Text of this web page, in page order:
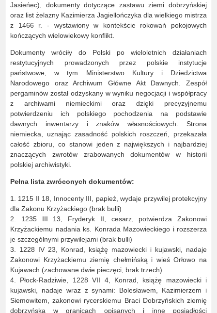
Jasieńec), dokumenty dotyczące zastawu ziemi dobrzyńskiej
oraz list żelazny Kazimierza Jagiellończyka dla wielkiego mistrza
z 1466 r. - wystawiony w kontekście rokowań pokojowych
kończących wielowiekowy konflikt.
Dokumenty wróciły do Polski po wieloletnich działaniach
restytucyjnych prowadzonych przez polskie instytucje
państwowe, w tym Ministerstwo Kultury i Dziedzictwa
Narodowego oraz Archiwum Główne Akt Dawnych. Zespół
pergaminów został odzyskany w wyniku negocjacji i współpracy
z archiwami niemieckimi oraz dzięki precyzyjnemu
potwierdzeniu ich polskiego pochodzenia na podstawie
dawnych inwentarzy i znaków własnościowych. Strona
niemiecka, uznając zasadność polskich roszczeń, przekazała
całość zbioru, co stanowi jeden z największych i najbardziej
znaczących zwrotów zrabowanych dokumentów w historii
polskiej archiwistyki.
Pełna lista zwróconych dokumentów:
1. 1215 II 18, Innocenty III, papież, wydaje przywilej protekcyjny
dla Zakonu Krzyżackiego (brak bulli)
2. 1235 III 13, Fryderyk II, cesarz, potwierdza Zakonowi
Krzyżackiemu nadania ks. Konrada Mazowieckiego i rozszerza
je szczególnymi przywilejami (brak bulli)
3. 1228 IV 23, Konrad, książę mazowiecki i kujawski, nadaje
Zakonowi Krzyżackiemu ziemię chełmińską i wieś Orłowo na
Kujawach (zachowane dwie pieczęci, brak trzech)
4. Płock-Radziwie , 1228 VII 4, Konrad, książę mazowiecki i
kujawski, nadaje wraz z synami: Bolesławem, Kazimierzem i
Siemowitem, zakonowi rycerskiemu Braci Dobrzyńskich ziemię
dobrzyńską w granicach opisanych i inne posiadłości